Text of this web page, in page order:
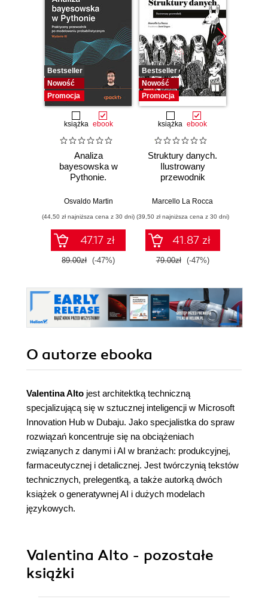
Bestseller
Nowość
Promocja
książka ebook
Analiza
bayesowska w
Pythonie.
przewodnik po
probabilistycznym.
Wydanie III
Osvaldo Martin
(44,50 zł najniższa cena z 30 dni)
47.17 zł
89.00zł (-47%)
Bestseller
Nowość
Promocja
książka ebook
Struktury danych.
Ilustrowany
przewodnik
Marcello La Rocca
(39,50 zł najniższa cena z 30 dni)
41.87 zł
79.00zł (-47%)
O autorze ebooka
Valentina Alto jest architektką techniczną
specjalizującą się w sztucznej inteligencji w Microsoft
Innovation Hub w Dubaju. Jako specjalistka do spraw
rozwiązań koncentruje się na obciążeniach
związanych z danymi i AI w branżach: produkcyjnej,
farmaceutycznej i detalicznej. Jest twórczynią tekstów
technicznych, prelegentką, a także autorką dwóch
książek o generatywnej AI i dużych modelach
językowych.
Valentina Alto - pozostałe
książki